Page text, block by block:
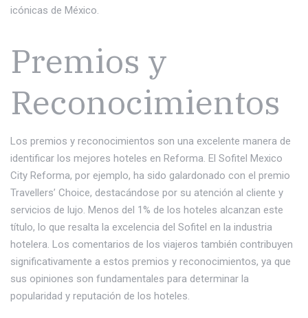
icónicas de México.
Premios y
Reconocimientos
Los premios y reconocimientos son una excelente manera de
identificar los mejores hoteles en Reforma. El Sofitel Mexico
City Reforma, por ejemplo, ha sido galardonado con el premio
Travellers’ Choice, destacándose por su atención al cliente y
servicios de lujo. Menos del 1% de los hoteles alcanzan este
título, lo que resalta la excelencia del Sofitel en la industria
hotelera. Los comentarios de los viajeros también contribuyen
significativamente a estos premios y reconocimientos, ya que
sus opiniones son fundamentales para determinar la
popularidad y reputación de los hoteles.